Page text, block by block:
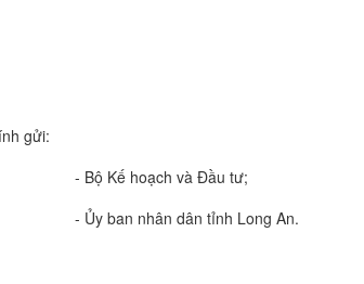
và Đầu tư;
dân tỉnh Long An.